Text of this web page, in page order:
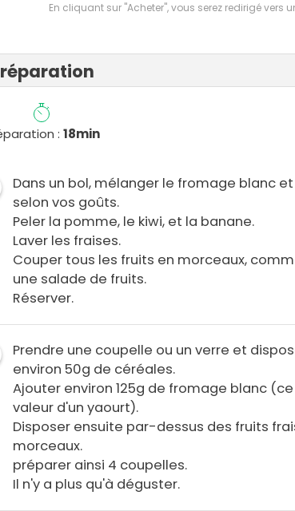
En cliquant sur "Acheter", vous serez redirigé vers
: 18min
Dans un bol, mélanger le fromage blanc
selon vos goûts.
Peler la pomme, le kiwi, et la banane.
Laver les fraises.
Couper tous les fruits en morceaux,
une salade de fruits.
Réserver.
Prendre une coupelle ou un verre et
environ 50g de céréales.
Ajouter environ 125g de fromage blanc
valeur d'un yaourt).
Disposer ensuite par-dessus des fruits
morceaux.
préparer ainsi 4 coupelles.
Il n'y a plus qu'à déguster.